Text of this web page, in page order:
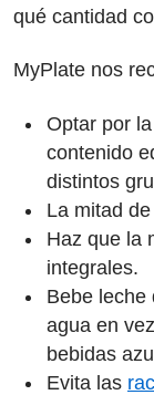
qué cantidad
MyPlate nos
Optar por
contenido
distintos
La mitad
Haz que la
integrales.
Bebe leche
agua en
bebidas
Evita las